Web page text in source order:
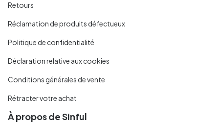
Retours
Réclamation de produits défectueux
Politique de confidentialité
Déclaration relative aux cookies
Conditions générales de vente
Rétracter votre achat
À propos de Sinful